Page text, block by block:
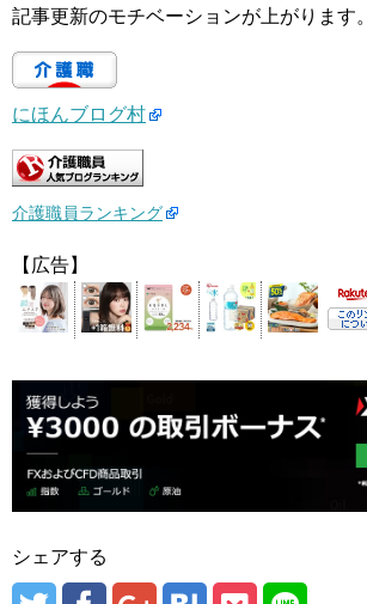
記事更新のモチベーションが上がります。
にほんブログ村
介護職員ランキング
【広告】
シェアする